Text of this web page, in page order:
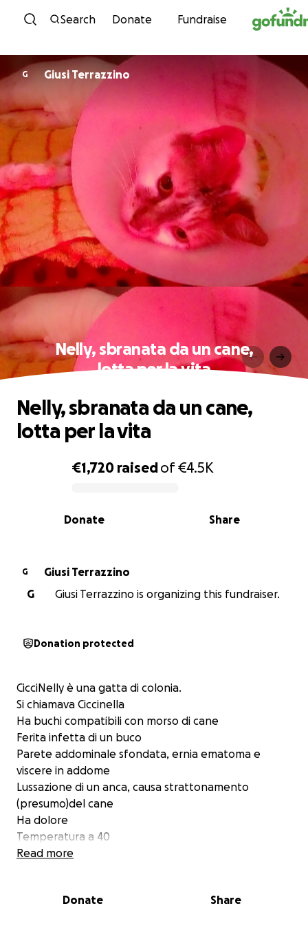
Skip to content
Search Donate Fundraise
G Giusi Terrazzino
Nelly, sbranata da un cane,
lotta per la vita
0% complete
€1,720 raisedof€4.5K
Share
Donate
Nelly, sbranata da un cane,
lotta per la vita
G
Giusi Terrazzino
G
Giusi Terrazzino is organizing this fundraiser.
Donation protected
CicciNelly è una gatta di colonia.
Si chiamava Ciccinella
Ha buchi compatibili con morso di cane
Ferita infetta di un buco
Parete addominale sfondata, ernia ematoma e
viscere in addome
Lussazione di un anca, causa strattonamento
(presumo)del cane
Ha dolore
Temperatura a 40
Urina sangue
È stata ricoverata a nome mio in terapia intensiva
Read more
Donate Share